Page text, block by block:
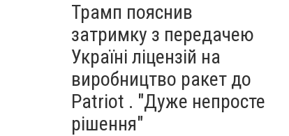
Трамп пояснив
затримку з передачею
Україні ліцензій на
виробництво ракет до
Patriot . "Дуже непросте
рішення"